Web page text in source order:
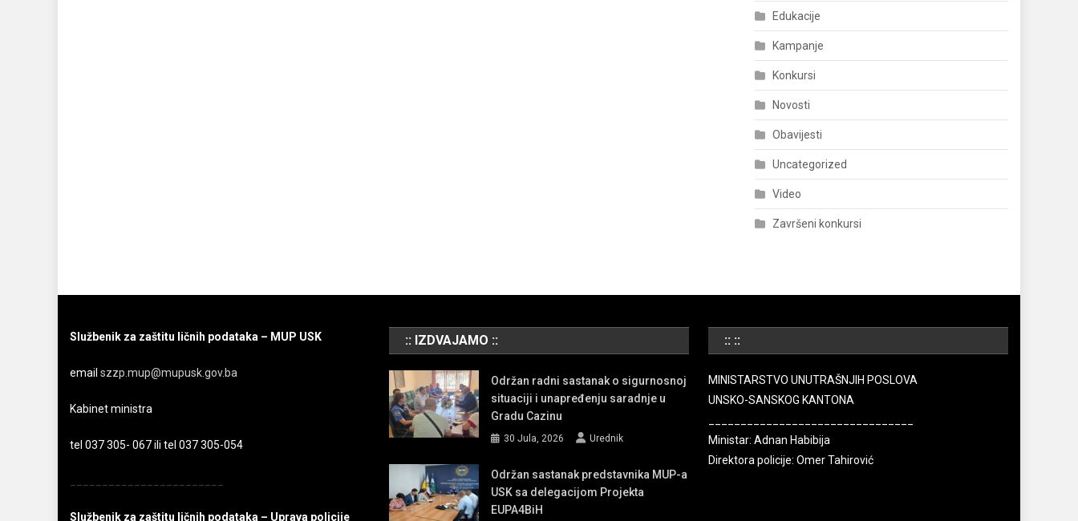
Edukacije
Kampanje
Konkursi
Novosti
Obavijesti
Uncategorized
Video
Završeni konkursi
Službenik za zaštitu ličnih podataka – MUP USK
emailszzp.mup@mupusk.gov.ba
Kabinet ministra
tel 037 305- 067 ili tel 037 305-054
Službenik za zaštitu ličnih podataka – Uprava policije
:: IZDVAJAMO ::
Održan radni sastanak o sigurnosnoj
situaciji i unapređenju saradnje u
Gradu Cazinu
30 Jula, 2026 Urednik
Održan sastanak predstavnika MUP-a
USK sa delegacijom Projekta
EUPA4BiH
:: ::
MINISTARSTVO UNUTRAŠNJIH POSLOVA
UNSKO-SANSKOG KANTONA
Ministar: Adnan Habibija
Direktora policije: Omer Tahirović